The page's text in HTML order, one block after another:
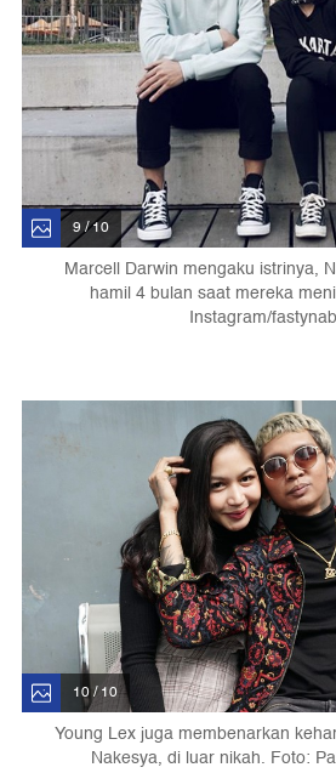
9 / 10
Marcell Darwin mengaku istrinya,
hamil 4 bulan saat mereka
Instagram/
10 / 10
Young Lex juga membenarkan
Nakesya, di luar nikah. Foto: